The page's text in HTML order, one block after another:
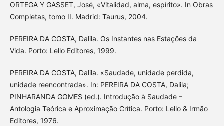
ORTEGA Y GASSET, José, «Vitalidad, alma, espírito». In Obras
Completas, tomo II. Madrid: Taurus, 2004.
PEREIRA DA COSTA, Dalila. Os Instantes nas Estações da
Vida. Porto: Lello Editores, 1999.
PEREIRA DA COSTA, Dalila. «Saudade, unidade perdida,
unidade reencontrada». In: PEREIRA DA COSTA, Dalila;
PINHARANDA GOMES (ed.). Introdução à Saudade –
Antologia Teórica e Aproximação Crítica. Porto: Lello & Irmão
Editores, 1976.